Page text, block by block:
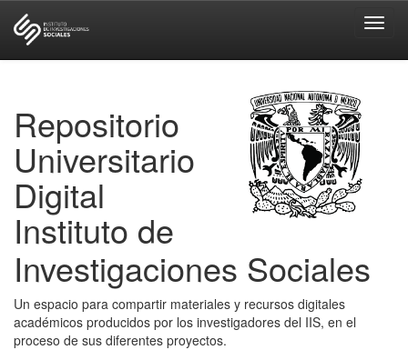
Repositorio
Universitario
Digital
Instituto de
Investigaciones Sociales
Un espacio para compartir materiales y recursos digitales
académicos producidos por los investigadores del IIS, en el
proceso de sus diferentes proyectos.